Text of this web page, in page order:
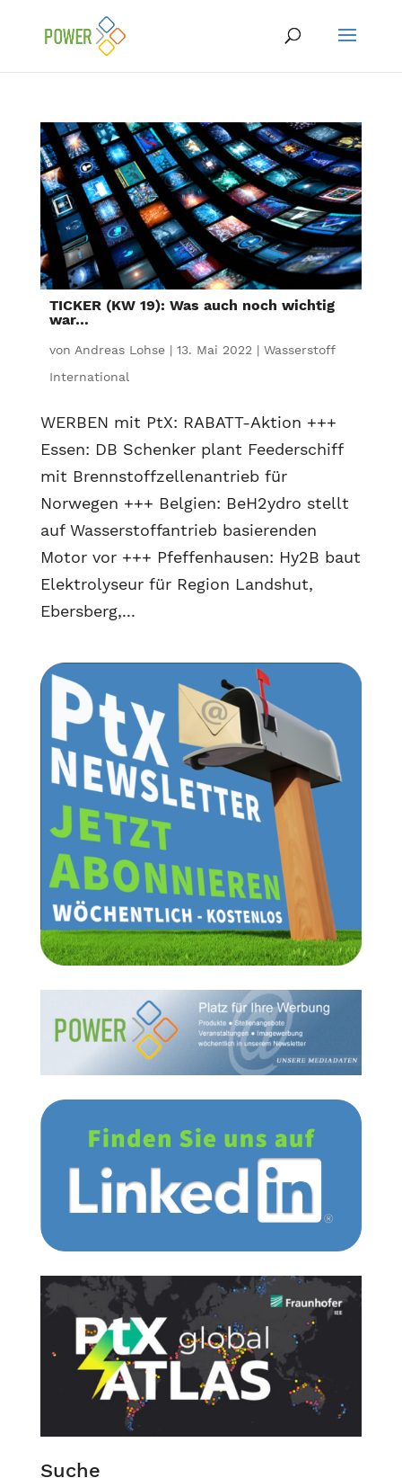
TICKER (KW 19): Was auch noch wichtig
war…
von Andreas Lohse| 13. Mai 2022 | Wasserstoff
International
WERBEN mit PtX: RABATT-Aktion +++
Essen: DB Schenker plant Feederschiff
mit Brennstoffzellenantrieb für
Norwegen +++ Belgien: BeH2ydro stellt
auf Wasserstoffantrieb basierenden
Motor vor +++ Pfeffenhausen: Hy2B baut
Elektrolyseur für Region Landshut,
Ebersberg,...
Suche